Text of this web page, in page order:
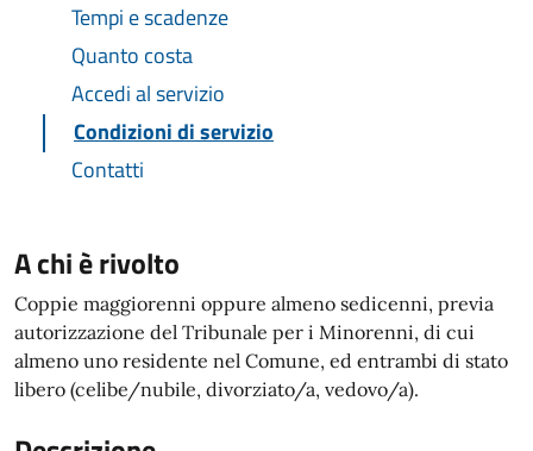
Tempi e scadenze
Quanto costa
Accedi al servizio
Condizioni di servizio
Contatti
A chi è rivolto
Coppie maggiorenni oppure almeno sedicenni, previa
autorizzazione del Tribunale per i Minorenni, di cui
almeno uno residente nel Comune, ed entrambi di stato
libero (celibe/nubile, divorziato/a, vedovo/a).